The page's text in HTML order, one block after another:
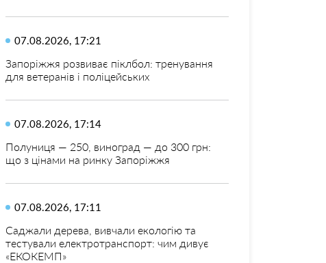
07.08.2026, 17:21
Запоріжжя розвиває піклбол: тренування
для ветеранів і поліцейських
07.08.2026, 17:14
Полуниця — 250, виноград — до 300 грн:
що з цінами на ринку Запоріжжя
07.08.2026, 17:11
Саджали дерева, вивчали екологію та
тестували електротранспорт: чим дивує
«ЕКОКЕМП»